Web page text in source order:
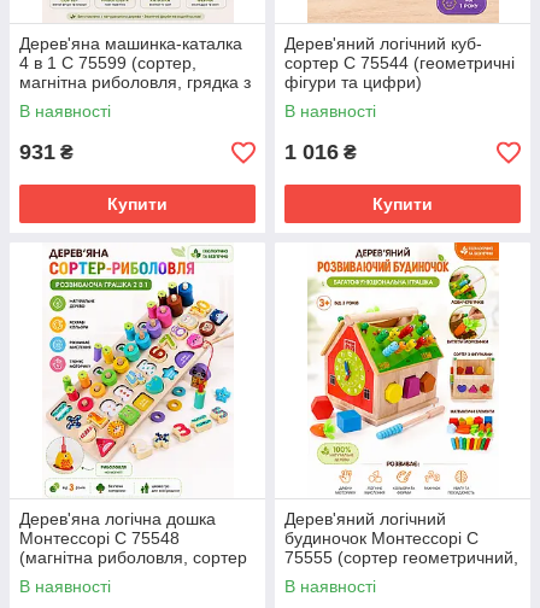
Дерев'яна машинка-каталка
4 в 1 C 75599 (сортер,
магнітна риболовля, грядка з
морквинами)
В наявності
931 ₴
Купити
Дерев'яний логічний куб-
сортер C 75544 (геометричні
фігури та цифри)
В наявності
1 016 ₴
Купити
Дерев'яна логічна дошка
Монтессорі C 75548
(магнітна риболовля, сортер
цифр та фігур, кілочки з
кільцями)
В наявності
Дерев'яний логічний
будиночок Монтессорі C
75555 (сортер геометричний,
магнітна риболовля, грядка з
морквинами, годинник)
В наявності